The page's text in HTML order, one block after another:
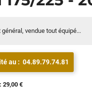
vendue tout équipé...
au : 04.89.79.74.81
29,00 €